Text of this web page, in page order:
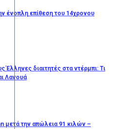
ένοπλη επίθεση του 14χρονου
Έλληνες διαιτητές στα ντέρμπι: Τι
Λανουά
μετά την απώλεια 91 κιλών –